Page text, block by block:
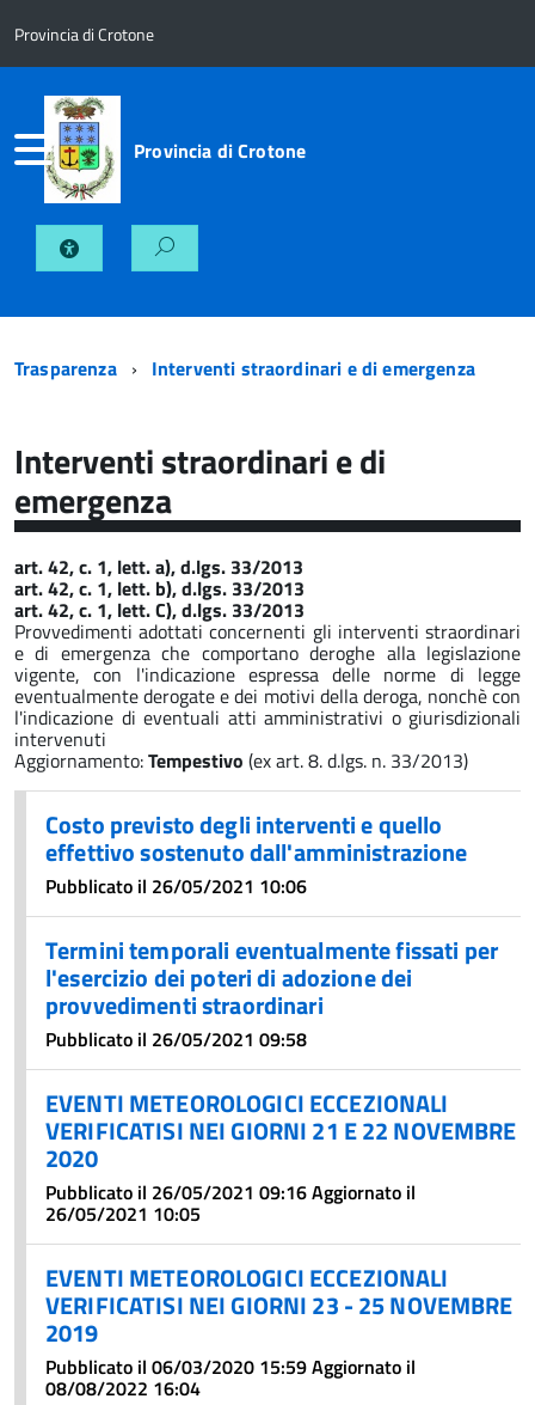
Provincia di Crotone
Provincia di Crotone
Trasparenza Interventi straordinari e di emergenza
Interventi straordinari e di
emergenza
art. 42, c. 1, lett. a), d.lgs. 33/2013
art. 42, c. 1, lett. b), d.lgs. 33/2013
art. 42, c. 1, lett. C), d.lgs. 33/2013
Provvedimenti adottati concernenti gli interventi straordinari
e di emergenza che comportano deroghe alla legislazione
vigente, con l'indicazione espressa delle norme di legge
eventualmente derogate e dei motivi della deroga, nonchè con
l'indicazione di eventuali atti amministrativi o giurisdizionali
intervenuti
Aggiornamento:Tempestivo (ex art. 8. d.lgs. n. 33/2013)
Costo previsto degli interventi e quello
effettivo sostenuto dall'amministrazione
Pubblicato il 26/05/2021 10:06
Termini temporali eventualmente fissati per
l'esercizio dei poteri di adozione dei
provvedimenti straordinari
Pubblicato il 26/05/2021 09:58
EVENTI METEOROLOGICI ECCEZIONALI
VERIFICATISI NEI GIORNI 21 E 22 NOVEMBRE
2020
Pubblicato il 26/05/2021 09:16 Aggiornato il
26/05/2021 10:05
EVENTI METEOROLOGICI ECCEZIONALI
VERIFICATISI NEI GIORNI 23 - 25 NOVEMBRE
2019
Pubblicato il 06/03/2020 15:59 Aggiornato il
08/08/2022 16:04